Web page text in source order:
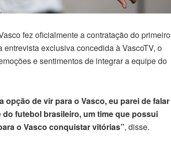
fez oficialmente a contratação do primeiro
exclusiva concedida à VascoTV, o
e sentimentos de integrar a equipe do
de vir para o Vasco, eu parei de falar
futebol brasileiro, um time que possui
o Vasco conquistar vitórias”, disse.